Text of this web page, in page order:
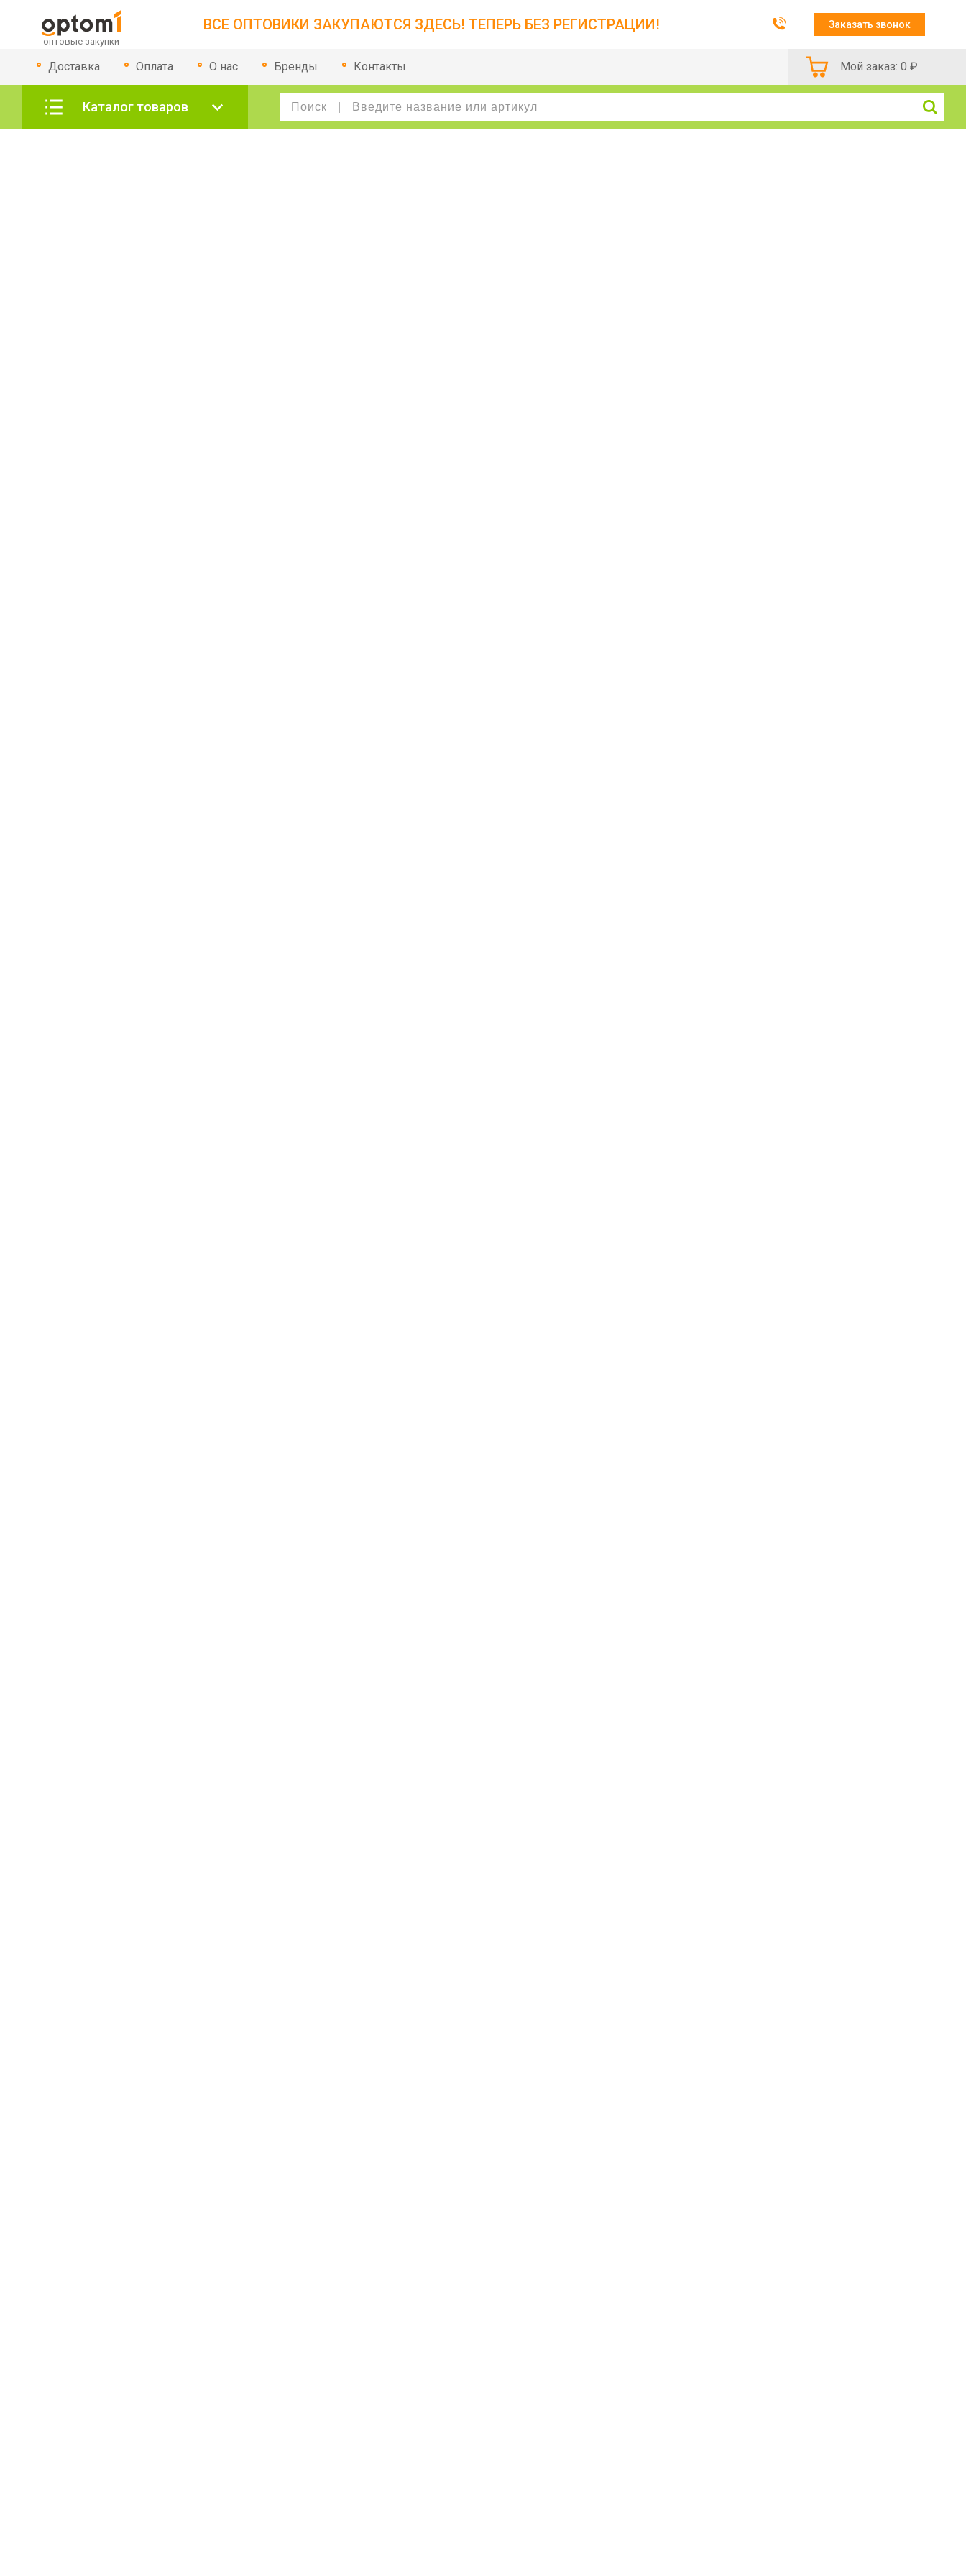
ВСЕ ОПТОВИКИ ЗАКУПАЮТСЯ ЗДЕСЬ! ТЕПЕРЬ БЕЗ РЕГИСТРАЦИИ! Заказать звонок
Доставка Оплата О нас Бренды Контакты Мой заказ: 0 ₽
Каталог товаров